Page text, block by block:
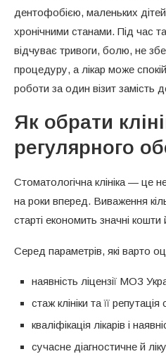
дентофобією, маленьких
хронічними станами. Під час
відчуває тривоги, болю, не
процедуру, а лікар може
роботи за один візит замість
Як обрати
регулярного
Стоматологічна клініка — це
на роки вперед. Виваження
старті економить значні
Серед параметрів, які варто
наявність ліцензії МОЗ
стаж клініки та її
кваліфікація лікарів і
сучасне діагностичне й